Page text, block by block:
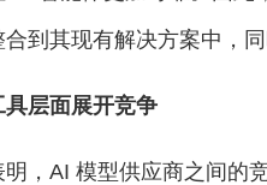
到其现有解决方案中，
层面展开竞争
，AI 模型供应商之间的